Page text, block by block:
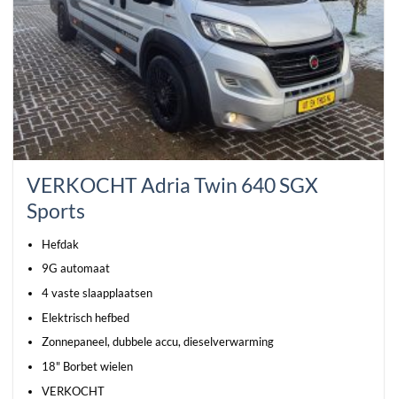
VERKOCHT Adria Twin 640 SGX
Sports
Hefdak
9G automaat
4 vaste slaapplaatsen
Elektrisch hefbed
Zonnepaneel, dubbele accu, dieselverwarming
18" Borbet wielen
VERKOCHT